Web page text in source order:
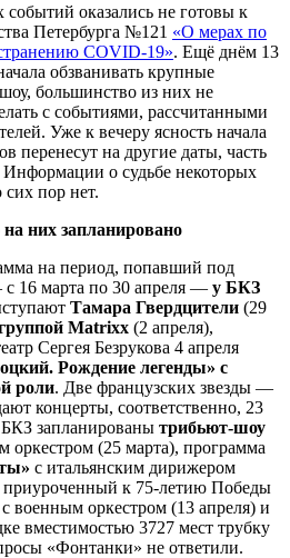
оказались не готовы к
Петербурга №121 «О мерах по
COVID-19». Ещё днём 13
обзванивать крупные
большинство из них не
с событиями, рассчитанными
Уже к вечеру ясность начала
перенесут на другие даты, часть
о судьбе некоторых
пор нет.
них запланировано
на период, попавший под
с 16 марта по 30 апреля — у БКЗ
Тамара Гвердцители (29
Matrixx (2 апреля),
Сергея Безрукова 4 апреля
Рождение легенды» с
роли. Две французских звезды —
концерты, соответственно, 23
запланированы трибьют-шоу
оркестром (25 марта), программа
с итальянским дирижером
к 75-летию Победы
с военным оркестром (13 апреля) и
вместимостью 3727 мест трубку
«Фонтанки» не ответили.